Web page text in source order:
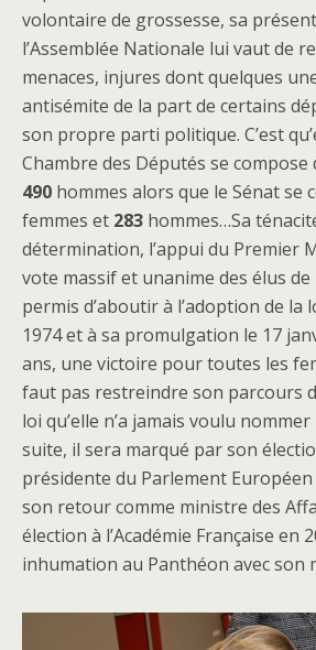
volontaire de grossesse, sa
l’Assemblée Nationale lui vaut de
menaces, injures dont quelques
antisémite de la part de certains
son propre parti politique. C’est
Chambre des Députés se compose
490 hommes alors que le Sénat se
femmes et 283 hommes…Sa
détermination, l’appui du Premier
vote massif et unanime des élus
permis d’aboutir à l’adoption de la
1974 et à sa promulgation le 17
ans, une victoire pour toutes les
faut pas restreindre son parcours
loi qu’elle n’a jamais voulu nommer
suite, il sera marqué par son
présidente du Parlement Européen
son retour comme ministre des
élection à l’Académie Française en
inhumation au Panthéon avec son